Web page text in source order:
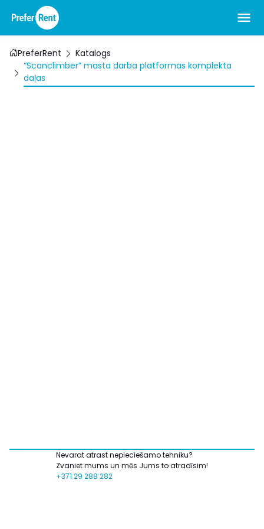
PreferRent
Katalogs
“Scanclimber” masta darba platformas komplekta
daļas
Nevarat atrast nepieciešamo tehniku?
Zvaniet mums un mēs Jums to atradīsim!
+371 29 288 282